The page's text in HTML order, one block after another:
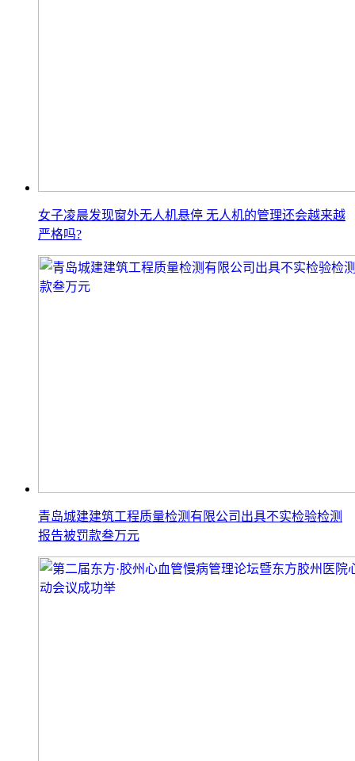
女子凌晨发现窗外无人机悬停 无人机的管理还会越来越
严格吗?
青岛城建建筑工程质量检测有限公司出具不实检验检测
报告被罚款叁万元